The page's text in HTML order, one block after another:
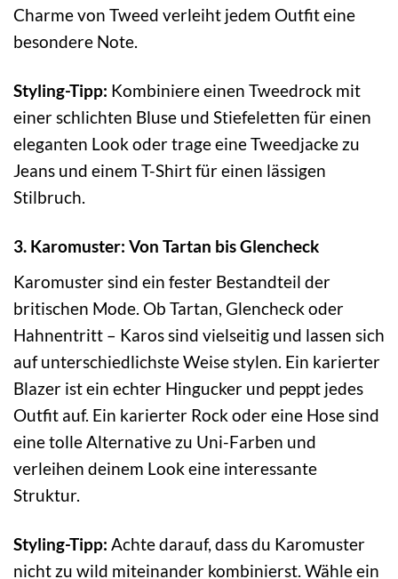
Charme von Tweed verleiht jedem Outfit eine
besondere Note.
Styling-Tipp: Kombiniere einen Tweedrock mit
einer schlichten Bluse und Stiefeletten für einen
eleganten Look oder trage eine Tweedjacke zu
Jeans und einem T-Shirt für einen lässigen
Stilbruch.
3. Karomuster: Von Tartan bis Glencheck
Karomuster sind ein fester Bestandteil der
britischen Mode. Ob Tartan, Glencheck oder
Hahnentritt – Karos sind vielseitig und lassen sich
auf unterschiedlichste Weise stylen. Ein karierter
Blazer ist ein echter Hingucker und peppt jedes
Outfit auf. Ein karierter Rock oder eine Hose sind
eine tolle Alternative zu Uni-Farben und
verleihen deinem Look eine interessante
Struktur.
Styling-Tipp: Achte darauf, dass du Karomuster
nicht zu wild miteinander kombinierst. Wähle ein